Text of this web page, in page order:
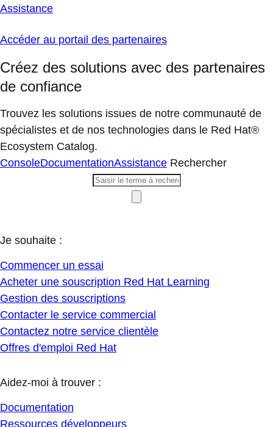
Assistance
Accéder au portail des partenaires
Créez des solutions avec des partenaires
de confiance
Trouvez les solutions issues de notre communauté de
spécialistes et de nos technologies dans le Red Hat®
Ecosystem Catalog.
ConsoleDocumentationAssistance Rechercher
Je souhaite :
Commencer un essai
Acheter une souscription Red Hat Learning
Gestion des souscriptions
Contacter le service commercial
Contactez notre service clientèle
Offres d'emploi Red Hat
Aidez-moi à trouver :
Documentation
Ressources développeurs